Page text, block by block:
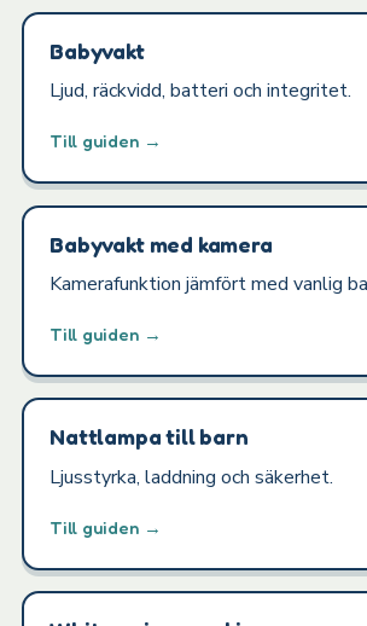
Babyvakt
Ljud, räckvidd, batteri och integritet.
Till guiden →
Babyvakt med kamera
Kamerafunktion jämfört med vanlig
Till guiden →
Nattlampa till barn
Ljusstyrka, laddning och säkerhet.
Till guiden →